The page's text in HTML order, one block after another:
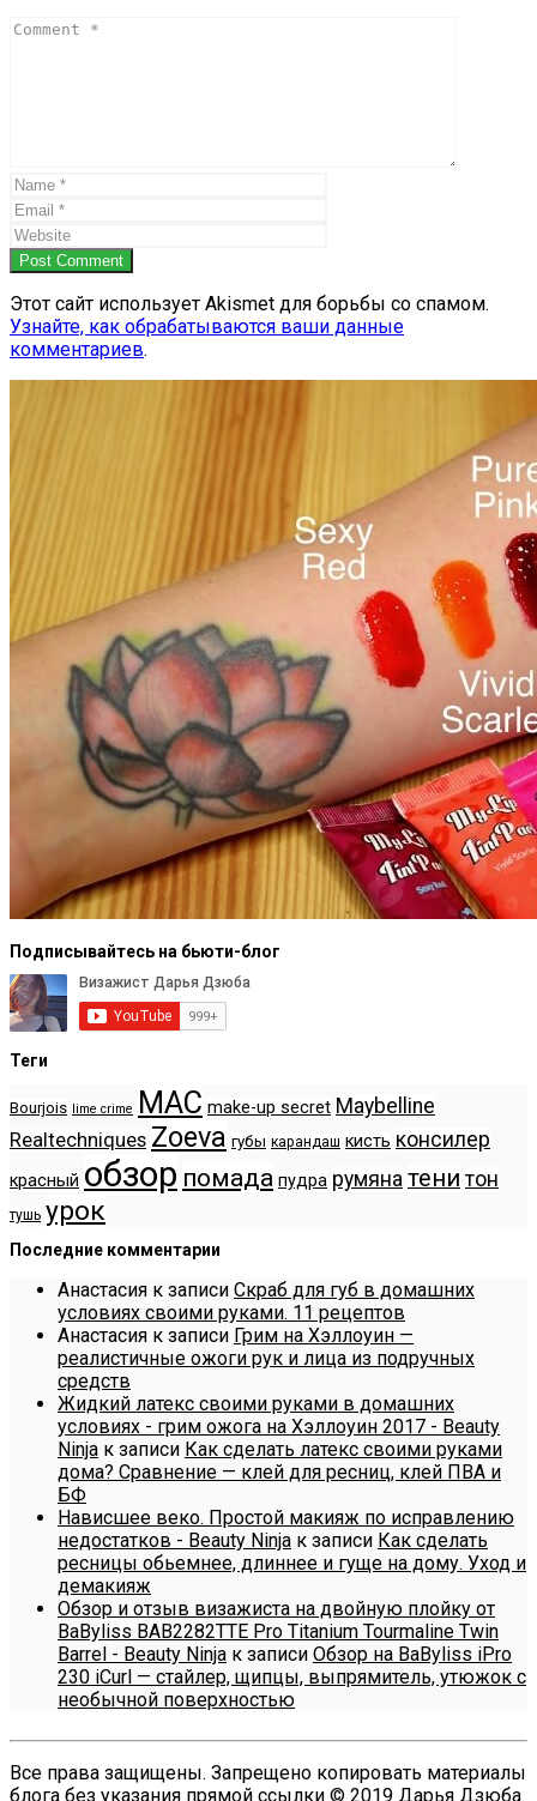
Post Comment
Этот сайт использует Akismet для борьбы со спамом.
Узнайте, как обрабатываются ваши данные
комментариев.
Подписывайтесь на бьюти-блог
Теги
Bourjois lime crime MAC make-up secret Maybelline
Realtechniques Zoeva губы карандаш кисть консилер
красный обзор помада пудра румяна тени тон
тушь урок
Последние комментарии
Анастасия к записи Скраб для губ в домашних
условиях своими руками. 11 рецептов
Анастасия к записи Грим на Хэллоуин —
реалистичные ожоги рук и лица из подручных
средств
Жидкий латекс своими руками в домашних
условиях - грим ожога на Хэллоуин 2017 - Beauty
Ninja к записи Как сделать латекс своими руками
дома? Сравнение — клей для ресниц, клей ПВА и
БФ
Нависшее веко. Простой макияж по исправлению
недостатков - Beauty Ninja к записи Как сделать
ресницы обьемнее, длиннее и гуще на дому. Уход и
демакияж
Обзор и отзыв визажиста на двойную плойку от
BaByliss BAB2282TTE Pro Titanium Tourmaline Twin
Barrel - Beauty Ninja к записи Обзор на BaByliss iPro
230 iCurl — стайлер, щипцы, выпрямитель, утюжок с
необычной поверхностью
Все права защищены. Запрещено копировать материалы
блога без указания прямой ссылки © 2019 Дарья Дзюба